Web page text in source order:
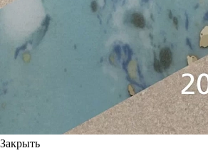
Закрыть